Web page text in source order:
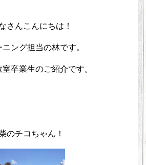
さんこんにちは！
ニング担当の林です。
室卒業生のご紹介です。
のチコちゃん！